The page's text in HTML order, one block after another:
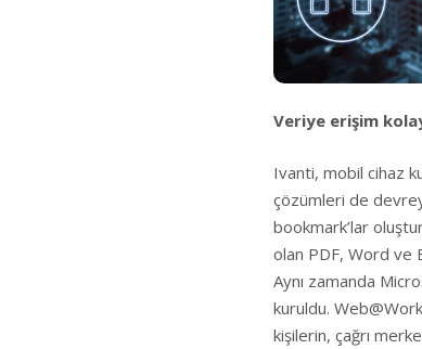
Veriye erişim
Ivanti, mobil cihaz
çözümleri de
bookmark’lar
olan PDF, Word ve
Aynı zamanda
kuruldu.
kişilerin, çağrı